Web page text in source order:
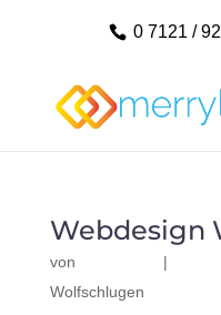
0 7121 /
Webdesign
von |
Wolfschlugen